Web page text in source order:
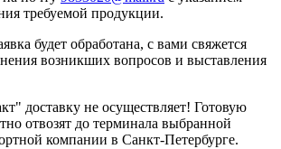
требуемой продукции.
будет обработана, с вами свяжется
возникших вопросов и выставления
доставку не осуществляет! Готовую
отвозят до терминала выбранной
компании в Санкт-Петербурге.